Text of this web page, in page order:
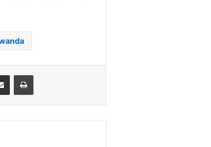
Partager par email Imprimer